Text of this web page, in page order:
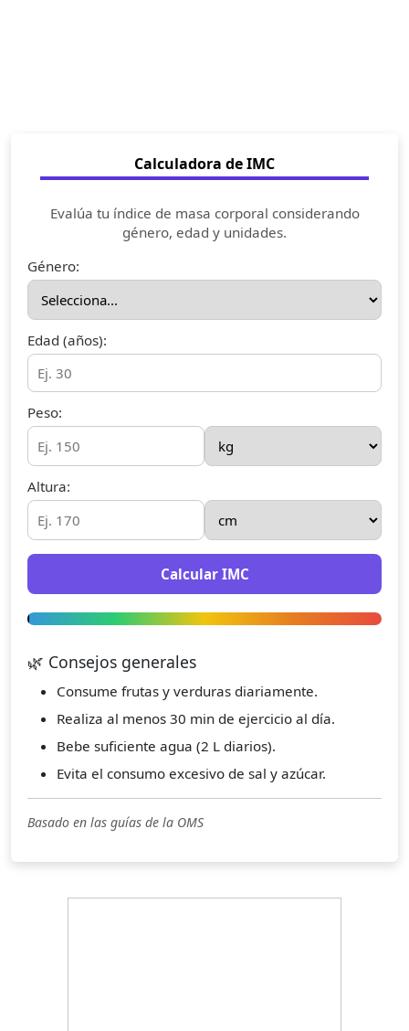
Calculadora de IMC
Evalúa tu índice de masa corporal considerando
género, edad y unidades.
Género:
Edad (años):
Peso:
Altura:
Calcular IMC
🌿 Consejos generales
Consume frutas y verduras diariamente.
Realiza al menos 30 min de ejercicio al día.
Bebe suficiente agua (2 L diarios).
Evita el consumo excesivo de sal y azúcar.
Basado en las guías de la OMS